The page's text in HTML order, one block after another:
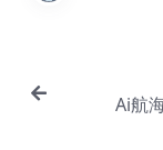
Ai航